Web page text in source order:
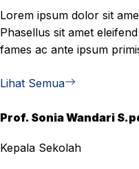
Lorem ipsum dolor sit
Phasellus sit amet
fames ac ante ipsum
Lihat Semua
Prof. Sonia Wandari
Kepala Sekolah